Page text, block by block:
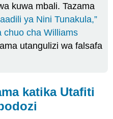
kuwa mbali. Tazama
ya Nini Tunakula,”
chuo cha Williams
utangulizi wa falsafa
katika Utafiti